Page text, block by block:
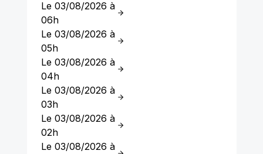
Le 03/08/2026 à
06h
Le 03/08/2026 à
05h
Le 03/08/2026 à
04h
Le 03/08/2026 à
03h
Le 03/08/2026 à
02h
Le 03/08/2026 à